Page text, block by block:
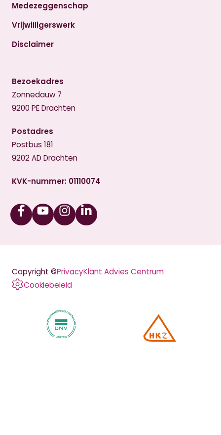
Medezeggenschap
Vrijwilligerswerk
Disclaimer
Bezoekadres
Zonnedauw 7
9200 PE Drachten
Postadres
Postbus 181
9202 AD Drachten
KVK-nummer: 01110074
FacebookYoutubeInstagramLinkedin
Copyright ©PrivacyKlant Advies Centrum
Cookiebeleid